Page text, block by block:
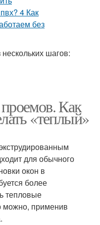
шагов:
Как
«теплый»
для обычного
окон в
более
тепловые
можно, применив